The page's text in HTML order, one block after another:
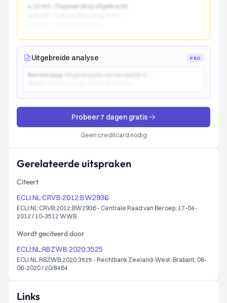
● 15 mrt - Dagvaarding uitgebracht
Uitgebreide analyse PRO
Kernvraag:
Probeer 7 dagen gratis
Geen creditcard nodig
Gerelateerde uitspraken
Citeert
ECLI:NL:CRVB:2012:BW2936
ECLI:NL:CRVB:2012:BW2936 - Centrale Raad van Beroep, 17-04-
2012 / 10-3512 WWB
Wordt geciteerd door
ECLI:NL:RBZWB:2020:3525
ECLI:NL:RBZWB:2020:3525 - Rechtbank Zeeland-West-Brabant, 08-
06-2020 / 20/6464
Links